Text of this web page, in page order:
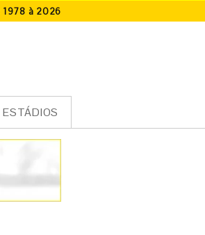
1978 à 2026
ESTÁDIOS